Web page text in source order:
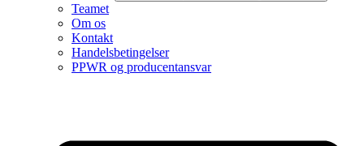
Teamet
Om os
Kontakt
Handelsbetingelser
PPWR og producentansvar